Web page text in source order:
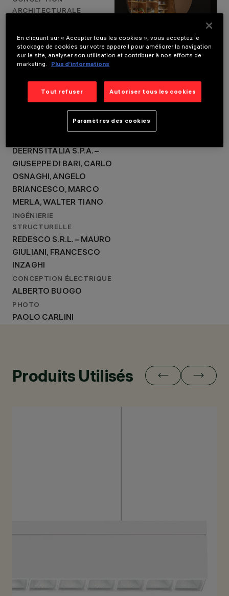
D’ÉCLAIRAGE
ARCHITECTURALE
(MUSICROOMS)
CONCEPTION
D’ÉCLAIRAGE
OXA SRL IMPRESA
SOCIALE FONDAZIONE
DEERNS ITALIA S.P.A. –
GIUSEPPE DI BARI, CARLO
OSNAGHI, ANGELO
BRIANCESCO, MARCO
MERLA, WALTER TIANO
INGÉNIERIE
STRUCTURELLE
REDESCO S.R.L. – MAURO
GIULIANI, FRANCESCO
INZAGHI
CONCEPTION ÉLECTRIQUE
ALBERTO BUOGO
PHOTO
PAOLO CARLINI
Produits Utilisés
En cliquant sur « Accepter tous les cookies », vous acceptez le
stockage de cookies sur votre appareil pour améliorer la navigation
sur le site, analyser son utilisation et contribuer à nos efforts de
marketing.
Plus d’informations
Tout refuser Autoriser tous les cookies
Paramètres des cookies